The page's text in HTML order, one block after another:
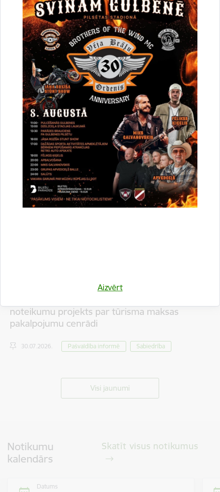
Aizvērt
Par satiksmes organizāciju Brīvības un
Dzelzceļa ielas pārbūves darbu laikā Gulbenē
30.07.2026. Projekti
Sabiedrība
Satiksmes ierobežojumi
noteikumu projekts par tūrisma maksas
pakalpojumu cenrādi
30.07.2026. Pašvaldība informē Sabiedrība
Visi jaunumi
Notikumu
kalendārs
Skatīt visus notikumus
Datums